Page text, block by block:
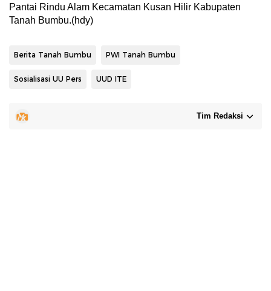
Pantai Rindu Alam Kecamatan Kusan Hilir Kabupaten
Tanah Bumbu.(hdy)
Berita Tanah Bumbu PWI Tanah Bumbu
Sosialisasi UU Pers UUD ITE
Tim Redaksi